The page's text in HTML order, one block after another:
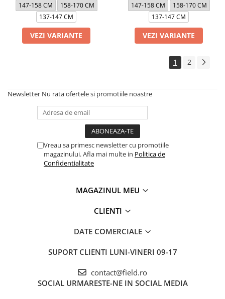
147-158 CM
158-170 CM
137-147 CM
VEZI VARIANTE
147-158 CM
158-170 CM
137-147 CM
VEZI VARIANTE
1 2
Newsletter Nu rata ofertele si promotiile noastre
Vreau sa primesc newsletter cu promotiile
magazinului. Afla mai multe in Politica de
Confidentialitate
MAGAZINUL MEU
CLIENTI
DATE COMERCIALE
SUPORT CLIENTI LUNI-VINERI 09-17
contact@field.ro
SOCIAL URMARESTE-NE IN SOCIAL MEDIA